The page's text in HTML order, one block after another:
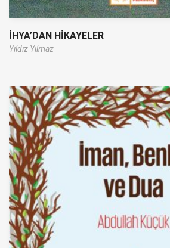
İHYA’DAN HİKAYELER
Yıldız Yılmaz